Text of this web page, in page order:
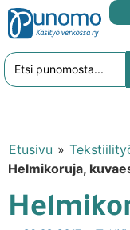
Etusivu »
Helmikoruja,